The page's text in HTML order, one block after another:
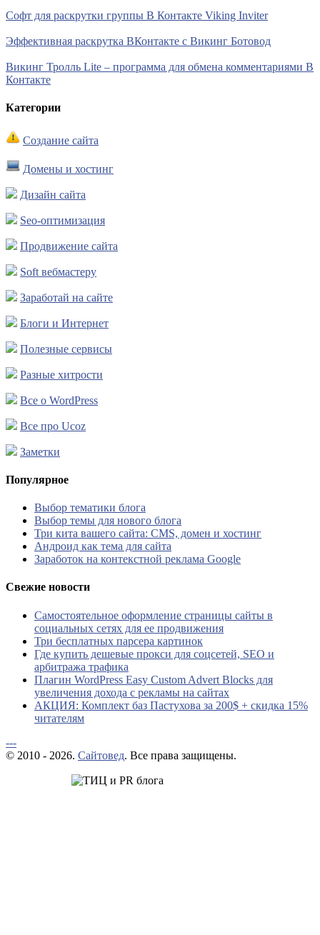
Софт для раскрутки группы В Контакте Viking Inviter
Эффективная раскрутка ВКонтакте с Викинг Ботовод
Викинг Тролль Lite – программа для обмена комментариями В
Контакте
Категории
Создание сайта
Домены и хостинг
Дизайн сайта
Seo-оптимизация
Продвижение сайта
Soft вебмастеру
Заработай на сайте
Блоги и Интернет
Полезные сервисы
Разные хитрости
Все о WordPress
Все про Ucoz
Заметки
Популярное
Выбор тематики блога
Выбор темы для нового блога
Три кита вашего сайта: CMS, домен и хостинг
Андроид как тема для сайта
Заработок на контекстной реклама Google
Свежие новости
Самостоятельное оформление страницы сайты в
социальных сетях для ее продвижения
Три бесплатных парсера картинок
Где купить дешевые прокси для соцсетей, SEO и
арбитража трафика
Плагин WordPress Easy Custom Advert Blocks для
увеличения дохода с рекламы на сайтах
АКЦИЯ: Комплект баз Пастухова за 200$ + скидка 15%
читателям
---
© 2010 - 2026. Сайтовед. Все права защищены.